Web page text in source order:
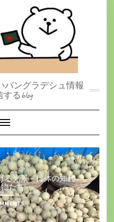
バングラデシュ情報
るblog
Toggle Navigation
る光景－得体の知れ
たち－